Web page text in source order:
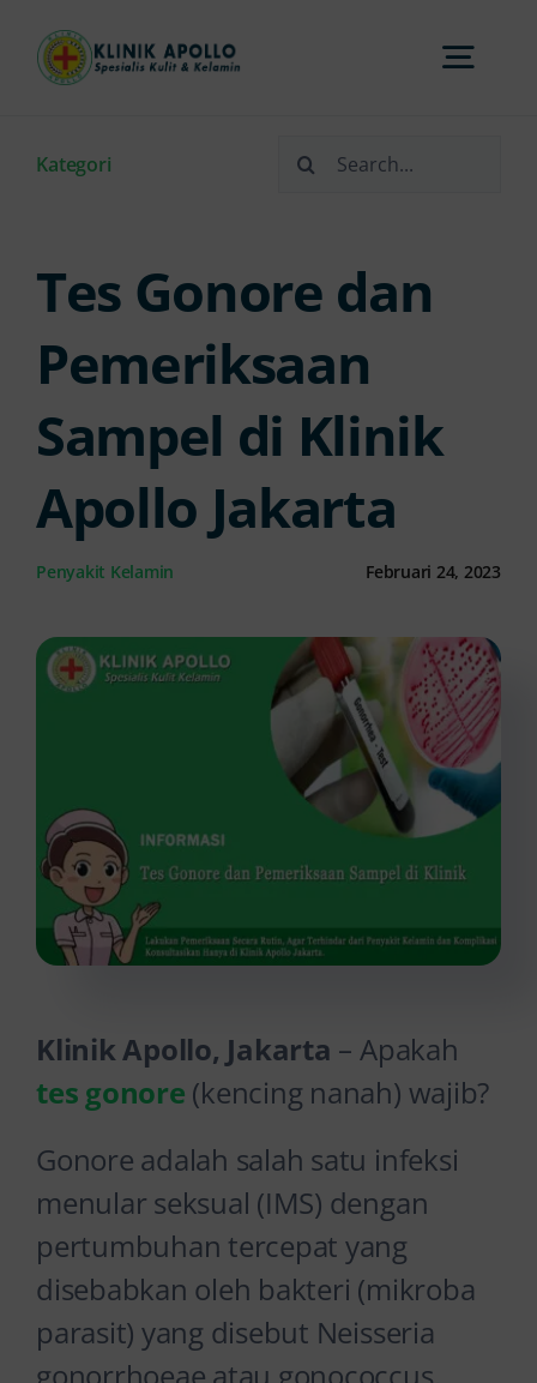
Home
Layanan
FAQs
Artikel
Kategori
Search
Tes Gonore dan
Pemeriksaan
Sampel di Klinik
Apollo Jakarta
Penyakit Kelamin Februari 24, 2023
Klinik Apollo, Jakarta – Apakah
tes gonore (kencing nanah) wajib?
Gonore adalah salah satu infeksi
menular seksual (IMS) dengan
pertumbuhan tercepat yang
disebabkan oleh bakteri (mikroba
parasit) yang disebut Neisseria
gonorrhoeae atau gonococcus.